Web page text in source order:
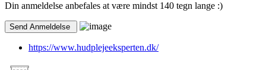
Din anmeldelse anbefales at være mindst 140 tegn lange :)
https://www.hudplejeeksperten.dk/